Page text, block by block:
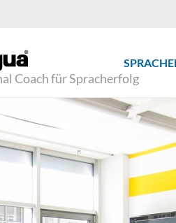
Coach für Spracherfolg